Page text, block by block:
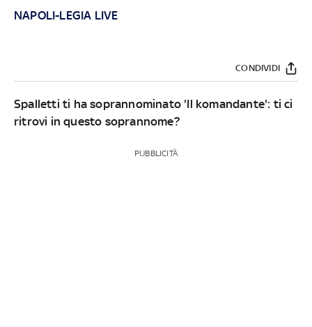
NAPOLI-LEGIA LIVE
CONDIVIDI
Spalletti ti ha soprannominato 'Il komandante': ti ci
ritrovi in questo soprannome?
PUBBLICITÀ